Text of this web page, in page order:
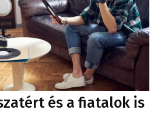
és a fiatalok is